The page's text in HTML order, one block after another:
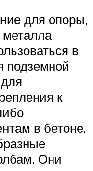
для опоры,
металла.
в
подземной
к
в бетоне.
Они